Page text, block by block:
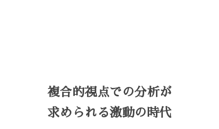
複合的視点での分析が
求められる激動の時代